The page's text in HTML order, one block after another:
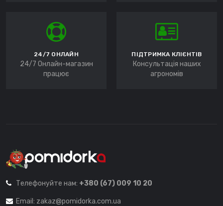
24/7 ОНЛАЙН
24/7 Онлайн-магазин
працює
ПІДТРИМКА КЛІЄНТІВ
Консультація наших
агрономів
Телефонуйте нам: +380 (67) 009 10 20
Email: zakaz@pomidorka.com.ua